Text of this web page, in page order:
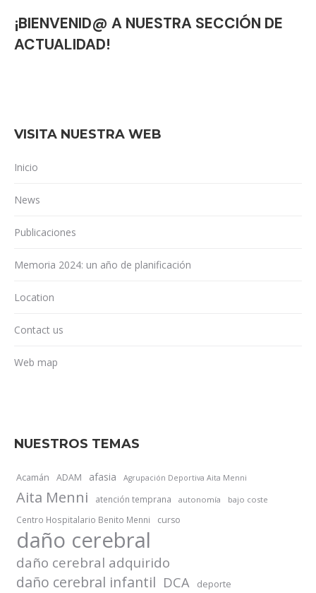
¡BIENVENID@ A NUESTRA SECCIÓN DE
ACTUALIDAD!
VISITA NUESTRA WEB
Inicio
News
Publicaciones
Memoria 2024: un año de planificación
Location
Contact us
Web map
NUESTROS TEMAS
Acamán ADAM afasia Agrupación Deportiva Aita Menni
Aita Menni atención temprana autonomía bajo coste
Centro Hospitalario Benito Menni curso
daño cerebral
daño cerebral adquirido
daño cerebral infantil DCA deporte